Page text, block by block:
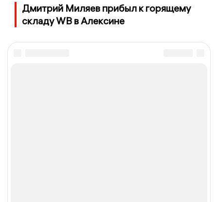
Дмитрий Миляев прибыл к горящему
складу WB в Алексине